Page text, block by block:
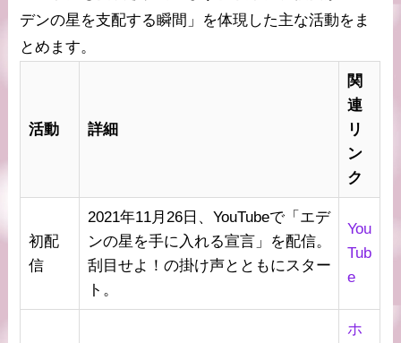
デンの星を支配する瞬間」を体現した主な活動をま
とめます。
活動 詳細
関
連
リ
ン
ク
初配
信
2021年11月26日、YouTubeで「エデ
ンの星を手に入れる宣言」を配信。
刮目せよ！の掛け声とともにスター
ト。
You
Tub
e
ホ